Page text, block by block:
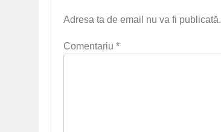
Adresa ta de email nu va fi publicată.
Comentariu *